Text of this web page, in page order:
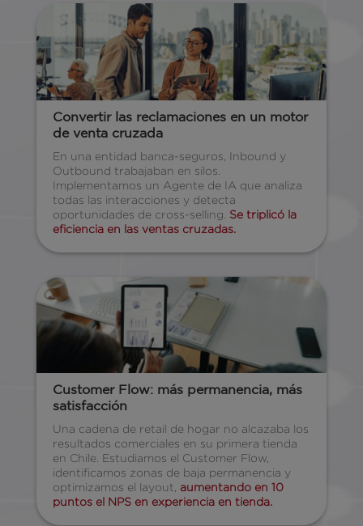
Convertir las reclamaciones en un motor
de venta cruzada
En una entidad banca-seguros, Inbound y
Outbound trabajaban en silos.
Implementamos un Agente de IA que analiza
todas las interacciones y detecta
oportunidades de cross-selling. Se triplicó la
eficiencia en las ventas cruzadas.
Customer Flow: más permanencia, más
satisfacción
Una cadena de retail de hogar no alcazaba los
resultados comerciales en su primera tienda
en Chile. Estudiamos el Customer Flow,
identificamos zonas de baja permanencia y
optimizamos el layout, aumentando en 10
puntos el NPS en experiencia en tienda.